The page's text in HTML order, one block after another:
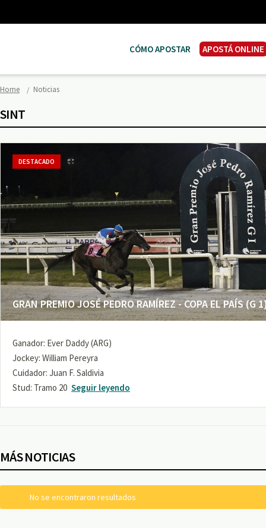
CÓMO APOSTAR APOSTÁ ONLINE
Home Noticias
SINT
GRAN PREMIO JOSÉ PEDRO RAMÍREZ - COPA EL PAÍS (G
DESTACADO
Ganador: Ever Daddy (ARG)
Jockey: William Pereyra
Cuidador: Juan F. Saldivia
Stud: Tramo 20 Seguir leyendo
MÁS NOTICIAS
No se encontraron resultados